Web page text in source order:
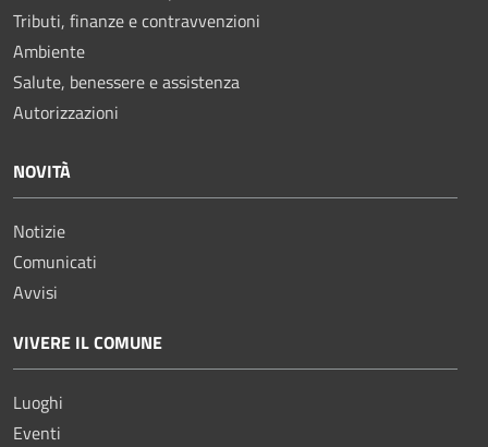
Tributi, finanze e contravvenzioni
Ambiente
Salute, benessere e assistenza
Autorizzazioni
NOVITÀ
Notizie
Comunicati
Avvisi
VIVERE IL COMUNE
Luoghi
Eventi